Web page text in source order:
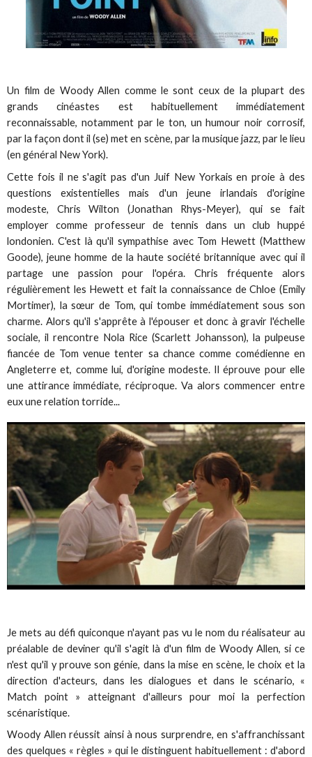
Un film de Woody Allen comme le sont ceux de la plupart des
grands cinéastes est habituellement immédiatement
reconnaissable, notamment par le ton, un humour noir corrosif,
par la façon dont il (se) met en scène, par la musique jazz, par le lieu
(en général New York).
Cette fois il ne s'agit pas d'un Juif New Yorkais en proie à des
questions existentielles mais d'un jeune irlandais d'origine
modeste, Chris Wilton (Jonathan Rhys-Meyer), qui se fait
employer comme professeur de tennis dans un club huppé
londonien. C'est là qu'il sympathise avec Tom Hewett (Matthew
Goode), jeune homme de la haute société britannique avec qui il
partage une passion pour l'opéra. Chris fréquente alors
régulièrement les Hewett et fait la connaissance de Chloe (Emily
Mortimer), la sœur de Tom, qui tombe immédiatement sous son
charme. Alors qu'il s'apprête à l'épouser et donc à gravir l'échelle
sociale, il rencontre Nola Rice (Scarlett Johansson), la pulpeuse
fiancée de Tom venue tenter sa chance comme comédienne en
Angleterre et, comme lui, d'origine modeste. Il éprouve pour elle
une attirance immédiate, réciproque. Va alors commencer entre
eux une relation torride...
Je mets au défi quiconque n'ayant pas vu le nom du réalisateur au
préalable de deviner qu'il s'agit là d'un film de Woody Allen, si ce
n'est qu'il y prouve son génie, dans la mise en scène, le choix et la
direction d'acteurs, dans les dialogues et dans le scénario, «
Match point » atteignant d'ailleurs pour moi la perfection
scénaristique.
Woody Allen réussit ainsi à nous surprendre, en s'affranchissant
des quelques « règles » qui le distinguent habituellement : d'abord